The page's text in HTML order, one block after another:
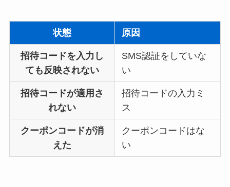
状態 原因
招待コードを入力し
ても反映されない
SMS認証をしていな
い
招待コードが適用さ
れない
招待コードの入力ミ
ス
クーポンコードが消
えた
クーポンコードはな
い